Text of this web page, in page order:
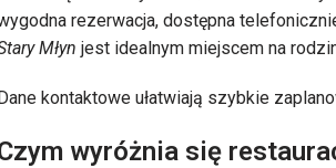
rezerwacja, dostępna
Młyn jest idealnym miejscem na
kontaktowe ułatwiają szybkie
wyróżnia się